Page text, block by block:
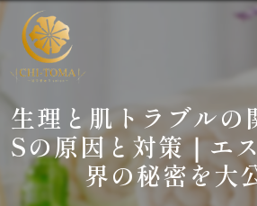
生理と肌トラブルの
Sの原因と対策｜エ
界の秘密を大